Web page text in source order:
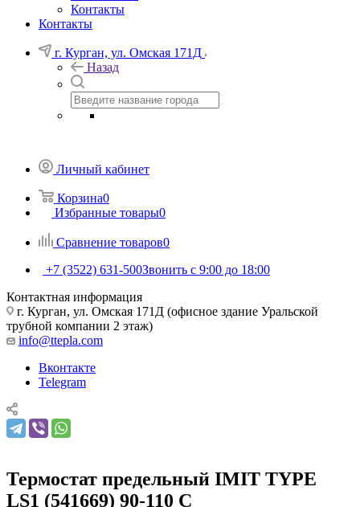
Контакты
Контакты
г. Курган, ул. Омская 171Д
Назад
Личный кабинет
Корзина0
Избранные товары0
Сравнение товаров0
+7 (3522) 631-500Звонить с 9:00 до 18:00
Контактная информация
г. Курган, ул. Омская 171Д (офисное здание Уральской
трубной компании 2 этаж)
info@ttepla.com
Вконтакте
Telegram
Термостат предельный IMIT TYPE
LS1 (541669) 90-110 C